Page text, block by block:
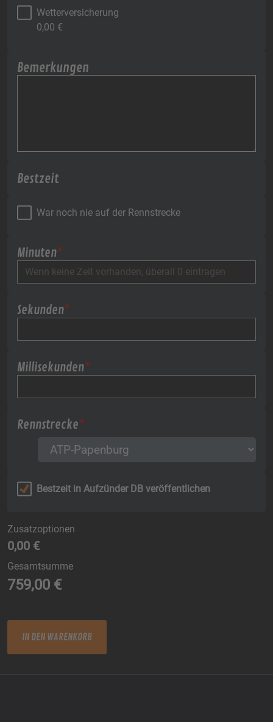
Wetterversicherung
0,00 €
Bemerkungen
Bestzeit
War noch nie auf der Rennstrecke
*
Minuten
*
Sekunden
*
Millisekunden
*
Rennstrecke
Bestzeit in Aufzünder DB veröffentlichen
Zusatzoptionen
0,00 €
Gesamtsumme
759,00 €
IN DEN WARENKORB